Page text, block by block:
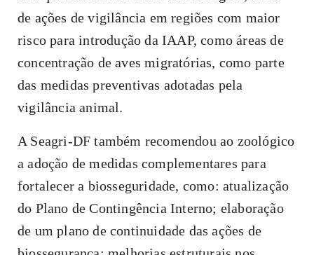
de ações de vigilância em regiões com maior
risco para introdução da IAAP, como áreas de
concentração de aves migratórias, como parte
das medidas preventivas adotadas pela
vigilância animal.
A Seagri-DF também recomendou ao zoológico
a adoção de medidas complementares para
fortalecer a biosseguridade, como: atualização
do Plano de Contingência Interno; elaboração
de um plano de continuidade das ações de